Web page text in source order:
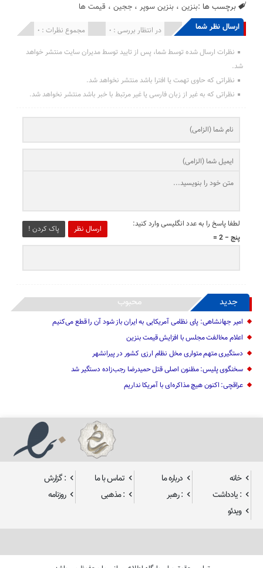
برچسب ها :بنزین ، بنزین سوپر ،ججین ، قیمت ها
ارسال نظر شما مجموع نظرات : 0 در انتظار بررسی : 0 انتشار یافته : 0
نظرات ارسال شده توسط شما، پس از تایید توسط مدیران سایت منتشر خواهد
شد.
نظراتی که حاوی تهمت یا افترا باشد منتشر نخواهد شد.
نظراتی که به غیر از زبان فارسی یا غیر مرتبط با خبر باشد منتشر نخواهد شد.
ارسال نظر پاک کردن !
لطفا پاسخ را به عدد انگلیسی وارد کنید:
پنج − 2 =
جدید محبوب
امیر جهانشاهی: پای نظامی آمریکایی به ایران باز شود آن را قطع می‌کنیم
اعلام مخالفت مجلس با افزایش قیمت بنزین
دستگیری متهم متواری مخل نظام ارزی کشور در پیرانشهر
سخنگوی پلیس: مظنون اصلی قتل حمیدرضا رجب‌زاده دستگیر شد
عراقچی: اکنون هیچ مذاکره‌ای با آمریکا نداریم
خانه درباره ما تماس با ما
: گزارش
: یادداشت
: رهبر : مذهبی
روزنامه
ویدئو